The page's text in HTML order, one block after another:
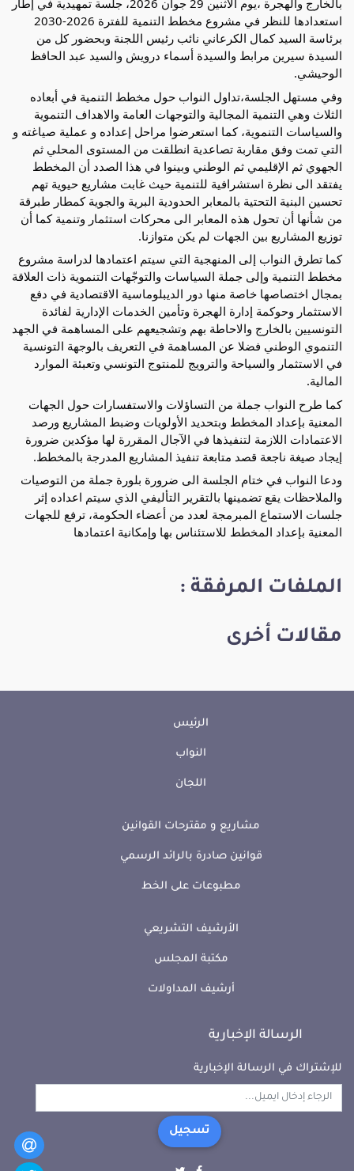
الوحيشي.
توزيع المشاريع بين الجهات لم يكن متوازنا.
المالية.
إيجاد صيغة ناجعة قصد متابعة تنفيذ المشاريع المدرجة بالمخطط.
المعنية بإعداد المخطط للاستئناس بها وإمكانية اعتمادها
الملفات المرفقة :
مقالات أخرى
الرئيس
النواب
اللجان
مشاريع و مقترحات القوانين
قوانين صادرة بالرائد الرسمي
مطبوعات على الخط
الأرشيف التشريعي
مكتبة المجلس
أرشيف المداولات
الرسالة الإخبارية
للإشتراك في الرسالة الإخبارية
تسجيل